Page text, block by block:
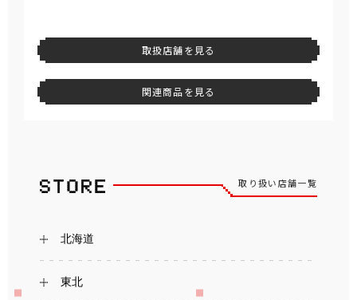
取扱店舗を見る
関連商品を見る
取り扱い店舗一覧
北海道
東北